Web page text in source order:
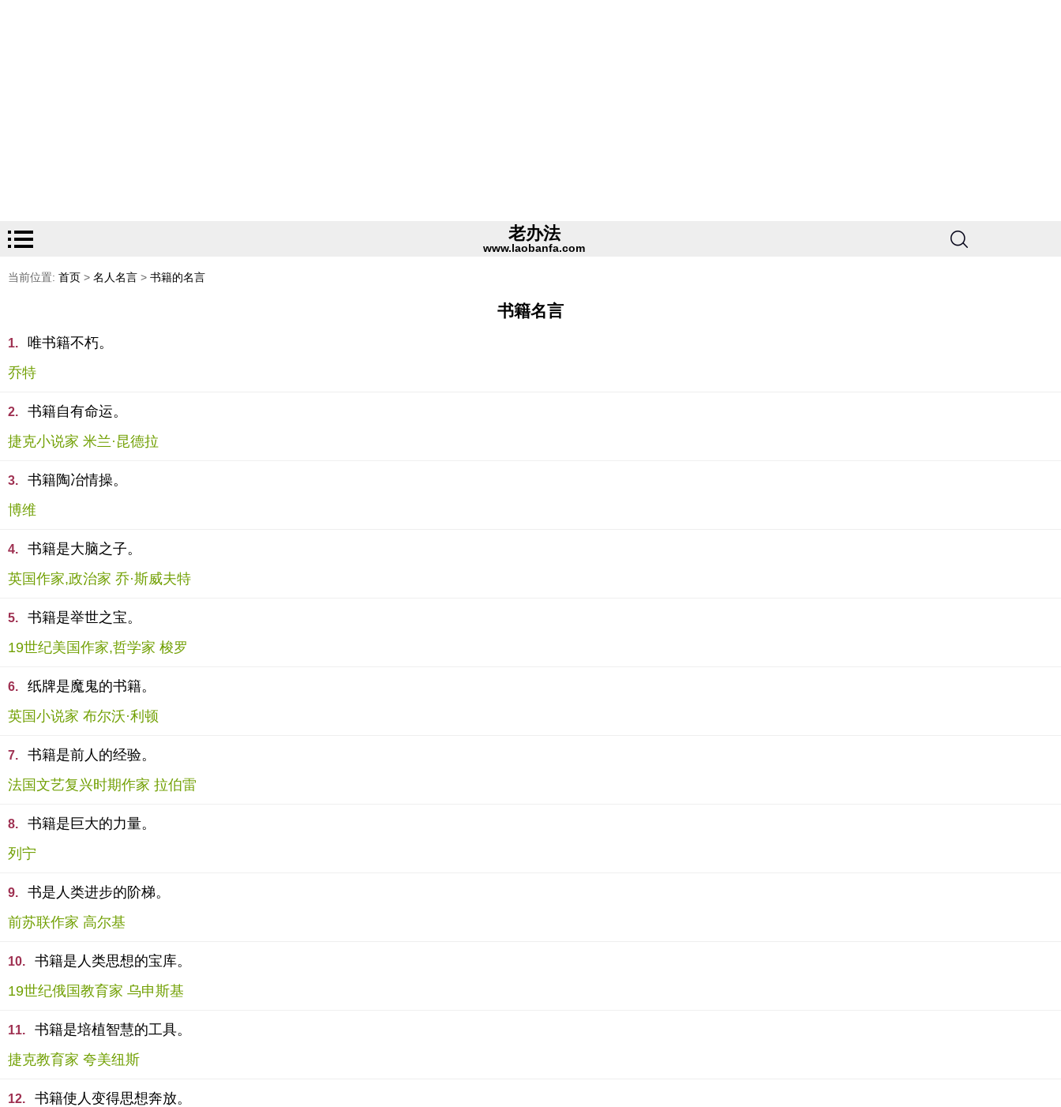
老办法
www.laobanfa.com
当前位置: 首页 > 名人名言 > 书籍的名言
书籍名言
1.
唯书籍不朽。
乔特
2.
书籍自有命运。
捷克小说家 米兰·昆德拉
3.
书籍陶冶情操。
博维
4.
书籍是大脑之子。
英国作家,政治家 乔·斯威夫特
5.
书籍是举世之宝。
19世纪美国作家,哲学家 梭罗
6.
纸牌是魔鬼的书籍。
英国小说家 布尔沃·利顿
7.
书籍是前人的经验。
法国文艺复兴时期作家 拉伯雷
8.
书籍是巨大的力量。
列宁
9.
书是人类进步的阶梯。
前苏联作家 高尔基
10.
书籍是人类思想的宝库。
19世纪俄国教育家 乌申斯基
11.
书籍是培植智慧的工具。
捷克教育家 夸美纽斯
12.
书籍使人变得思想奔放。